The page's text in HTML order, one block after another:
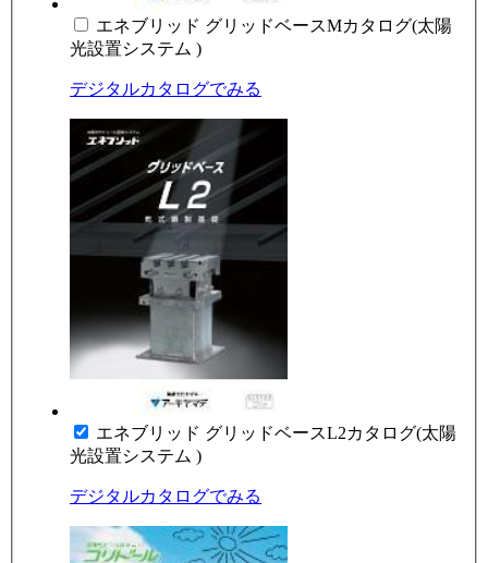
エネブリッド グリッドベースMカタログ(太陽
光設置システム )
デジタルカタログでみる
エネブリッド グリッドベースL2カタログ(太陽
光設置システム )
デジタルカタログでみる